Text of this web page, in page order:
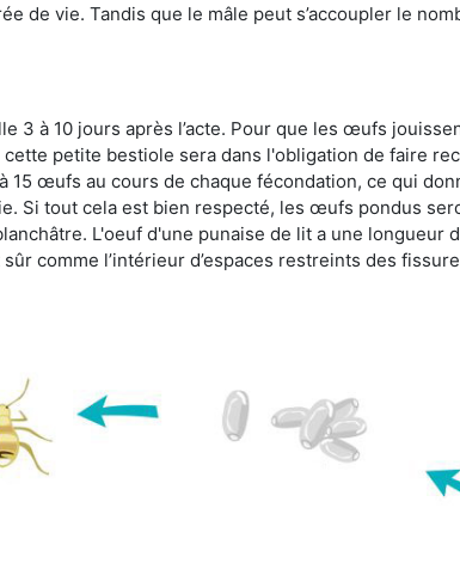
de vie. Tandis que le mâle peut s’accoupler le
3 à 10 jours après l’acte. Pour que les œufs
petite bestiole sera dans l'obligation de faire
15 œufs au cours de chaque fécondation, ce qui
Si tout cela est bien respecté, les œufs pondus
L'oeuf d'une punaise de lit a une longueur
comme l’intérieur d’espaces restreints des